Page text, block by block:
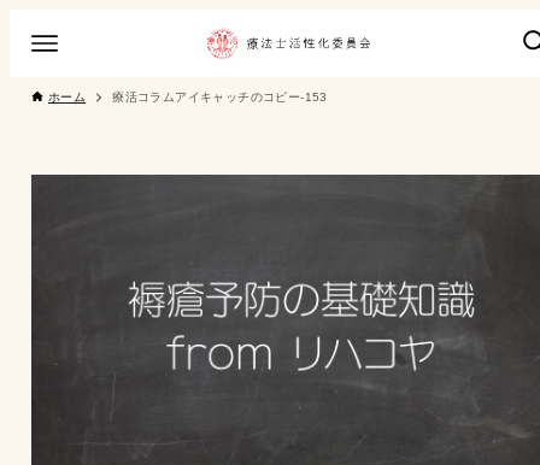
ホーム 療活コラムアイキャッチのコピー-153